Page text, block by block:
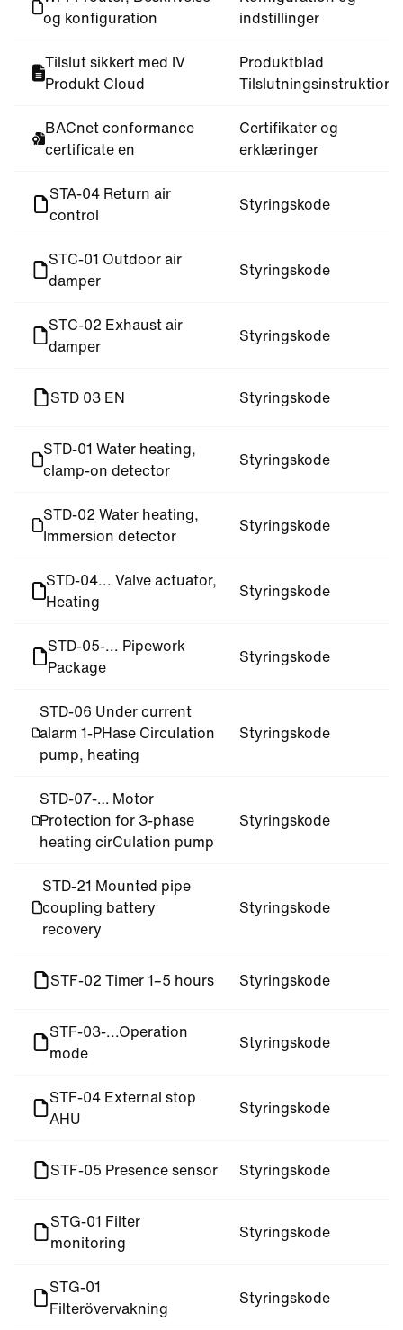
og konfiguration
indstillinger
Tilslut sikkert med IV
Produkt Cloud
Produktblad
BACnet conformance
certificate en
Certifikater og
erklæringer
STA-04 Return air
control
Styringskode
STC-01 Outdoor air
damper
Styringskode
STC-02 Exhaust air
damper
Styringskode
STD 03 EN Styringskode
STD-01 Water heating,
clamp-on detector
Styringskode
STD-02 Water heating,
Immersion detector
Styringskode
STD-04... Valve actuator,
Heating
Styringskode
STD-05-... Pipework
Package
Styringskode
STD-06 Under current
alarm 1-PHase Circulation
pump, heating
Styringskode
STD-07-… Motor
Protection for 3-phase
heating cirCulation pump
Styringskode
STD-21 Mounted pipe
coupling battery
recovery
Styringskode
STF-02 Timer 1–5 hours Styringskode
STF-03-...Operation
mode
Styringskode
STF-04 External stop
AHU
Styringskode
STF-05 Presence sensor Styringskode
STG-01 Filter
monitoring
Styringskode
STG-01
Filterövervakning
Styringskode